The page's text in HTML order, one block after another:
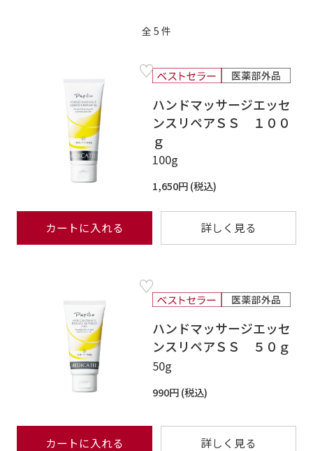
全 5 件
ハンドマッサージエッセ
ンスリペアＳＳ １００
ｇ
100g
1,650円
カートに入れる 詳しく見る
ハンドマッサージエッセ
ンスリペアＳＳ ５０ｇ
50g
990円
カートに入れる 詳しく見る